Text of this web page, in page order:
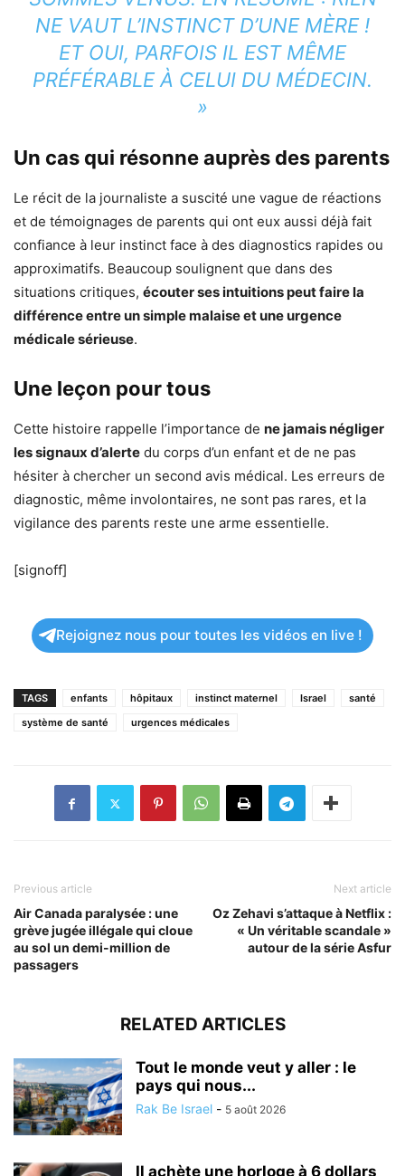
NE VAUT L’INSTINCT D’UNE MÈRE !
ET OUI, PARFOIS IL EST MÊME
PRÉFÉRABLE À CELUI DU MÉDECIN.
»
Un cas qui résonne auprès des parents
Le récit de la journaliste a suscité une vague de réactions
et de témoignages de parents qui ont eux aussi déjà fait
confiance à leur instinct face à des diagnostics rapides ou
approximatifs. Beaucoup soulignent que dans des
situations critiques, écouter ses intuitions peut faire la
différence entre un simple malaise et une urgence
médicale sérieuse.
Une leçon pour tous
Cette histoire rappelle l’importance de ne jamais négliger
les signaux d’alerte du corps d’un enfant et de ne pas
hésiter à chercher un second avis médical. Les erreurs de
diagnostic, même involontaires, ne sont pas rares, et la
vigilance des parents reste une arme essentielle.
[signoff]
Rejoignez nous pour toutes les vidéos en live !
TAGS enfants hôpitaux instinct maternel Israel
santé
système de santé
urgences médicales
Previous article
Air Canada paralysée : une
grève jugée illégale qui cloue
au sol un demi-million de
passagers
Next article
Oz Zehavi s’attaque à Netflix :
« Un véritable scandale »
autour de la série Asfur
RELATED ARTICLES
Tout le monde veut y aller : le
pays qui nous...
Rak Be Israel - 5 août 2026
Il achète une horloge à 6 dollars